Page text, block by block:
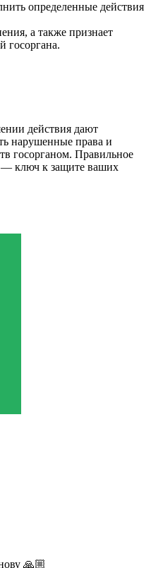
определенные действия
а также признает
госоргана.
действия дают
нарушенные права и
госорганом. Правильное
— ключ к защите ваших
🙏🏼